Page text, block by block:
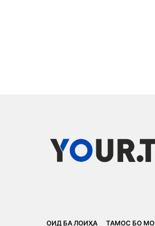
ОИД БА ЛОИҲА ТАМОС БО МО